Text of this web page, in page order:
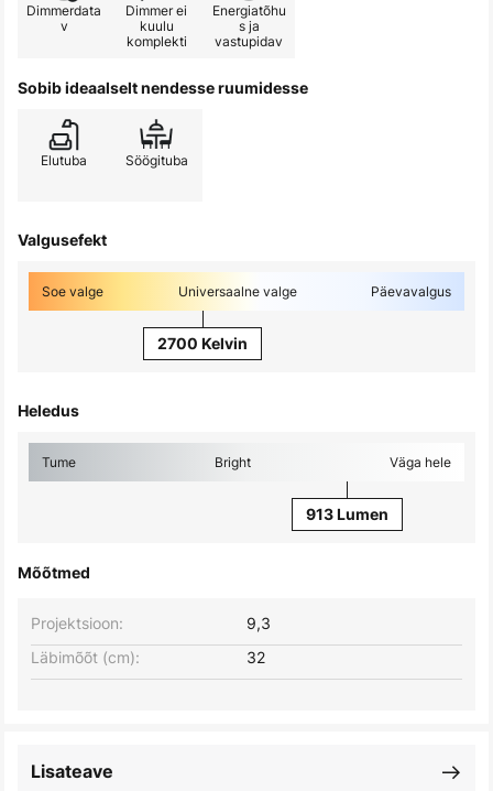
Dimmerdata
v
Dimmer ei
kuulu
komplekti
Energiatõhu
s ja
vastupidav
Sobib ideaalselt nendesse ruumidesse
Elutuba Söögituba
Valgusefekt
Soe valge Universaalne valge Päevavalgus
2700 Kelvin
Heledus
Tume Bright Väga hele
913 Lumen
Mõõtmed
Projektsioon:
9,3
Läbimõõt (cm):
32
Lisateave